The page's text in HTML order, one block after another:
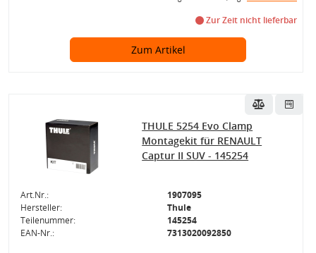
Zur Zeit nicht lieferbar
Zum Artikel
THULE 5254 Evo Clamp
Montagekit für RENAULT
Captur II SUV - 145254
Art.Nr.:
1907095
Hersteller:
Thule
Teilenummer:
145254
EAN-Nr.:
7313020092850